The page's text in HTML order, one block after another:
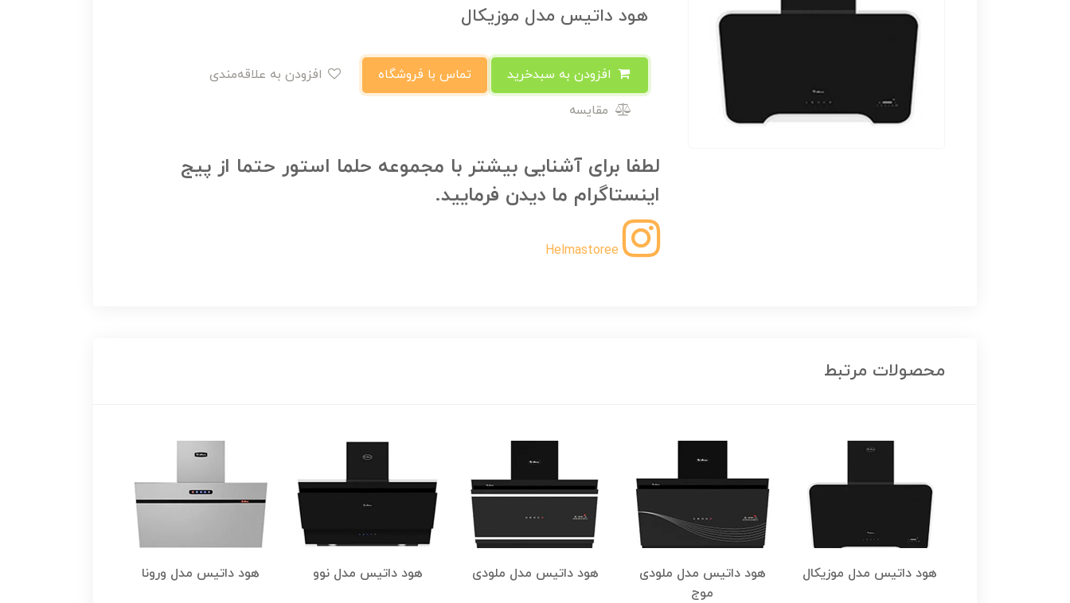
هود داتیس مدل موزیکال
تماس با فروشگاه
مقایسه
لطفا برای آشنایی بیشتر با مجموعه حلما استور حتما از پیج
اینستاگرام ما دیدن فرمایید.
Helmastoree
محصولات مرتبط
هود داتیس مدل موزیکال
هود داتیس مدل ملودی
موج
هود داتیس مدل ملودی هود داتیس مدل نوو هود داتیس مدل ورونا